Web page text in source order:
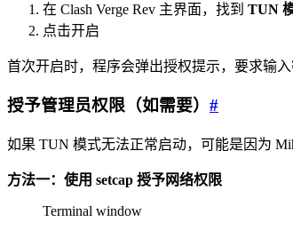
在 Clash Verge Rev 主界面，找到 TUN
点击开启
首次开启时，程序会弹出授权提示，要求输入
授予管理员权限（如需要） #
如果 TUN 模式无法正常启动，可能是因为
方法一：使用 setcap 授予网络权限
Terminal window